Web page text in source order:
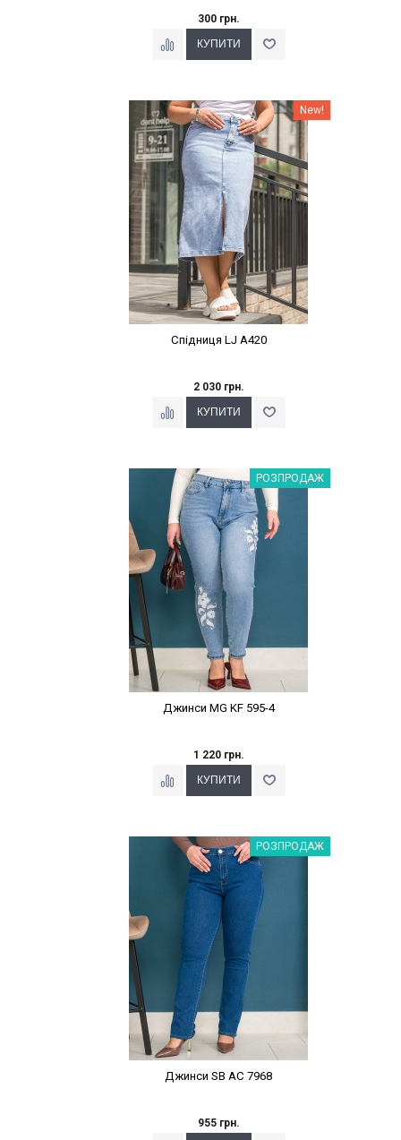
300 грн.
Наклейки Варіант з % New!
Спідниця LJ A420
2 030 грн.
Наклейки Варіант з %РОЗПРОДАЖ
Джинси MG KF 595-4
1 220 грн.
Наклейки Варіант з %РОЗПРОДАЖ
Джинси SB AC 7968
955 грн.